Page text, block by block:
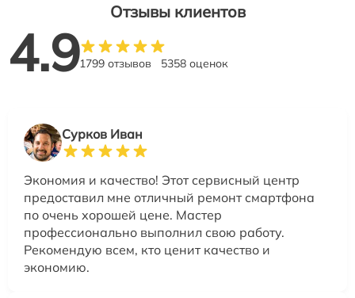
Отзывы клиентов
4.91799 отзывов 5358 оценок
Сурков Иван
Экономия и качество! Этот сервисный центр
предоставил мне отличный ремонт смартфона
по очень хорошей цене. Мастер
профессионально выполнил свою работу.
Рекомендую всем, кто ценит качество и
экономию.